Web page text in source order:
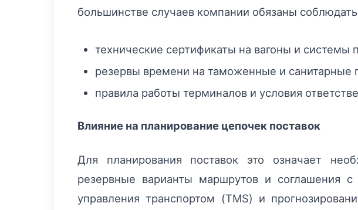
большинстве случаев компании обязаны
технические сертификаты на вагоны и системы
резервы времени на таможенные и
правила работы терминалов и условия
Влияние на планирование цепочек поставок
Для планирования поставок это означает
резервные варианты маршрутов и соглашения
управления транспортом (TMS) и